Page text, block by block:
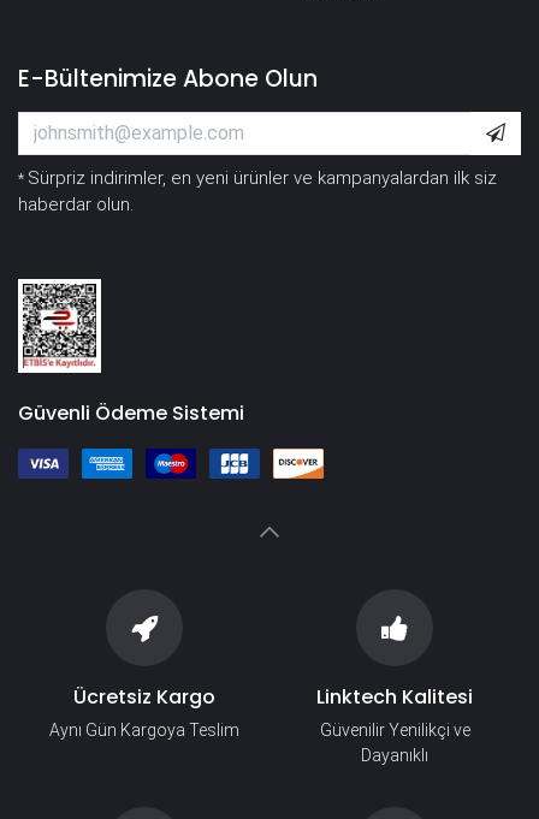
E-Bültenimize Abone Olun
* Sürpriz indirimler, en yeni ürünler ve kampanyalardan ilk siz
haberdar olun.
Güvenli Ödeme Sistemi
Ücretsiz Kargo
Aynı Gün Kargoya Teslim
Linktech Kalitesi
Güvenilir Yenilikçi ve
Dayanıklı